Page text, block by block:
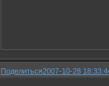
Поделиться2007-10-28